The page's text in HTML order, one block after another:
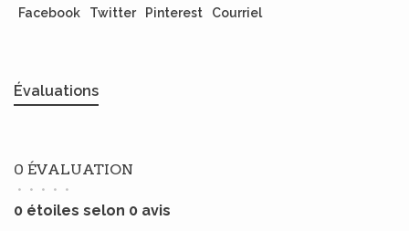
Facebook Twitter Pinterest Courriel
Évaluations
0 ÉVALUATION
• • • • •
0 étoiles selon 0 avis